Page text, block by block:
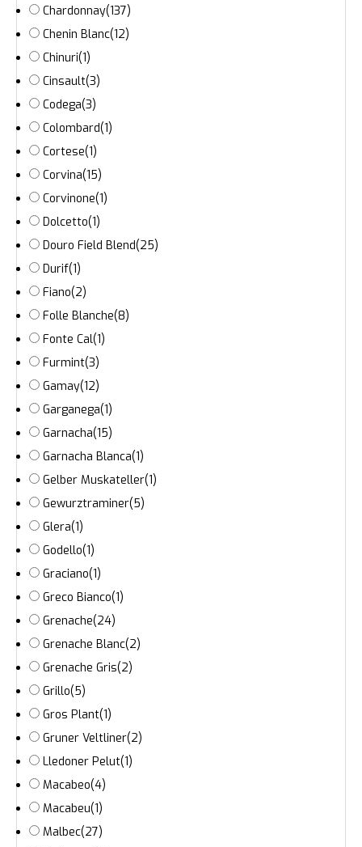
Chardonnay(137)
Chenin Blanc(12)
Chinuri(1)
Cinsault(3)
Codega(3)
Colombard(1)
Cortese(1)
Corvina(15)
Corvinone(1)
Dolcetto(1)
Douro Field Blend(25)
Durif(1)
Fiano(2)
Folle Blanche(8)
Fonte Cal(1)
Furmint(3)
Gamay(12)
Garganega(1)
Garnacha(15)
Garnacha Blanca(1)
Gelber Muskateller(1)
Gewurztraminer(5)
Glera(1)
Godello(1)
Graciano(1)
Greco Bianco(1)
Grenache(24)
Grenache Blanc(2)
Grenache Gris(2)
Grillo(5)
Gros Plant(1)
Gruner Veltliner(2)
Lledoner Pelut(1)
Macabeo(4)
Macabeu(1)
Malbec(27)